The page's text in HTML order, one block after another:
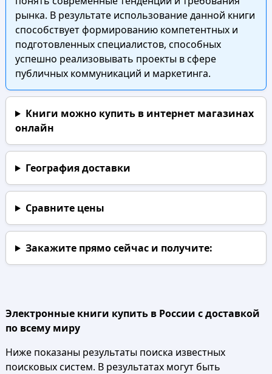
рынка. В результате использование данной книги
способствует формированию компетентных и
подготовленных специалистов, способных
успешно реализовывать проекты в сфере
публичных коммуникаций и маркетинга.
Книги можно купить в интернет магазинах
онлайн
География доставки
Сравните цены
Закажите прямо сейчаси получите:
Электронные книги купить в России с доставкой
по всему миру
Ниже показаны результаты поиска известных
поисковых систем. В результатах могут быть